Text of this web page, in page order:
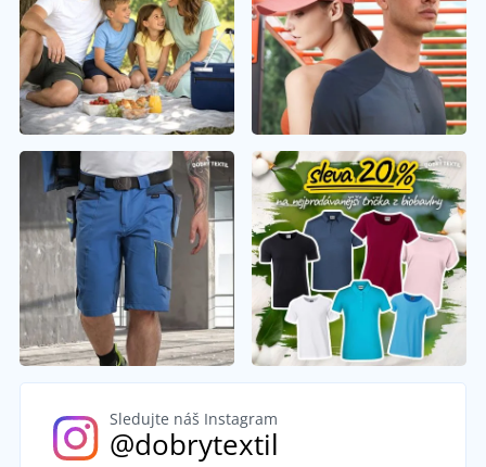
Sledujte náš Instagram
@dobrytextil